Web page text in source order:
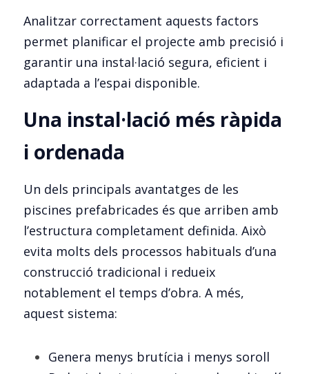
Analitzar correctament aquests factors
permet planificar el projecte amb precisió i
garantir una instal·lació segura, eficient i
adaptada a l’espai disponible.
Una instal·lació més ràpida
i ordenada
Un dels principals avantatges de les
piscines prefabricades és que arriben amb
l’estructura completament definida. Això
evita molts dels processos habituals d’una
construcció tradicional i redueix
notablement el temps d’obra. A més,
aquest sistema:
Genera menys brutícia i menys soroll